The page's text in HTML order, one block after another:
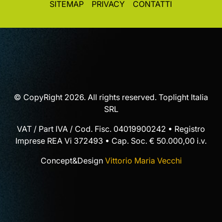
SITEMAP PRIVACY CONTATTI
© CopyRight 2026. All rights reserved. Toplight Italia
SRL
VAT / Part IVA / Cod. Fisc. 04019900242 • Registro
Imprese REA Vi 372493 • Cap. Soc. € 50.000,00 i.v.
Concept&Design Vittorio Maria Vecchi